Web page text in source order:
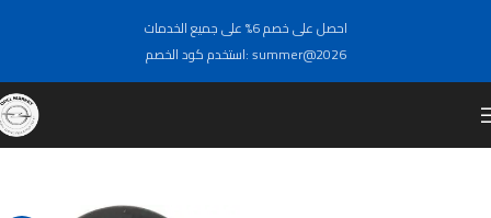
احصل على خصم 6% على جميع الخدمات
استخدم كود الخصم: summer@2026